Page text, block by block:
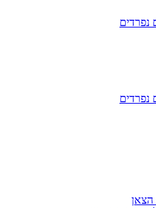
נפרדים
נפרדים
הצאן